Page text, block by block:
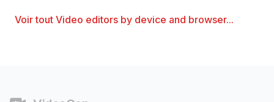
Voir tout Video editors by device and browser...